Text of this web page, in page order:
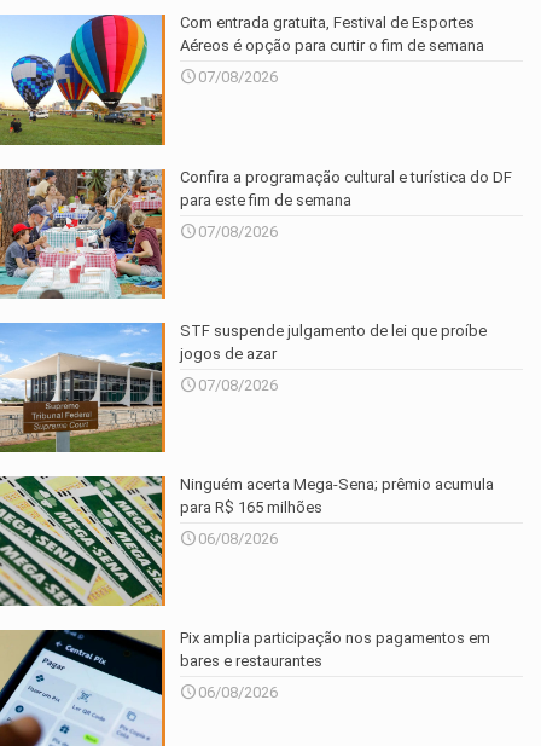
Com entrada gratuita, Festival de Esportes
Aéreos é opção para curtir o fim de semana
07/08/2026
Confira a programação cultural e turística do DF
para este fim de semana
07/08/2026
STF suspende julgamento de lei que proíbe
jogos de azar
07/08/2026
Ninguém acerta Mega-Sena; prêmio acumula
para R$ 165 milhões
06/08/2026
Pix amplia participação nos pagamentos em
bares e restaurantes
06/08/2026